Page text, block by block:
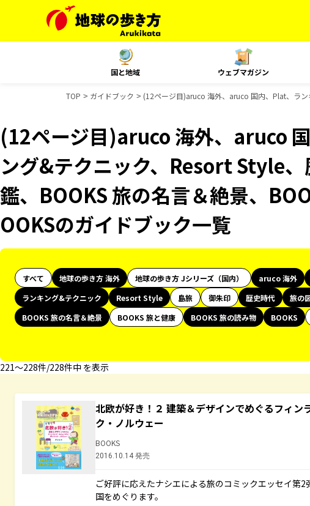
国と地域 ウェブマガジン
TOP ガイドブック (12ページ目)aruco 海外、aruco 国内、Plat、ラ
(12ページ目)aruco 海外、aruco
ング&テクニック、Resort Style
鑑、BOOKS 旅の名言＆絶景、
OOKSのガイドブック一覧
すべて 地球の歩き方 海外 地球の歩き方 Jシリーズ（国内） aruco 海外
ランキング&テクニック
Resort Style 島旅 御朱印 歴史時代 旅の
BOOKS 旅の名言＆絶景
BOOKS 旅と健康 BOOKS 旅の読み物 BOOKS
221〜228件/228件中 を表示
北欧が好き！２ 建築＆デザインでめぐるフィン
ク・ノルウェー
BOOKS
2016.10.14 発売
ご好評に応えたナシエによる旅のコミックエッセイ第
国をめぐります。